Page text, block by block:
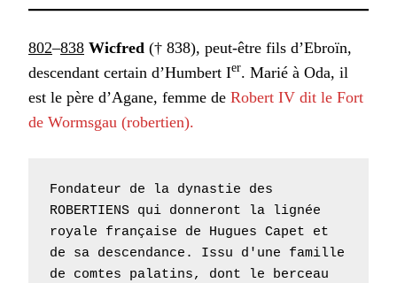
802–838 Wicfred († 838), peut-être fils d’Ebroïn,
descendant certain d’Humbert Ier. Marié à Oda, il
est le père d’Agane, femme de Robert IV dit le Fort
de Wormsgau (robertien).
Fondateur de la dynastie des
ROBERTIENS qui donneront la lignée
royale française de Hugues Capet et
de sa descendance. Issu d'une famille
de comtes palatins, dont le berceau